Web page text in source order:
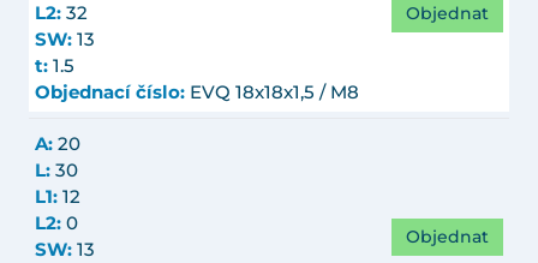
L2: 32
SW: 13
t: 1.5
Objednací číslo: EVQ 18x18x1,5 / M8
Objednat
A: 20
L: 30
L1: 12
L2: 0
SW: 13
Objednat